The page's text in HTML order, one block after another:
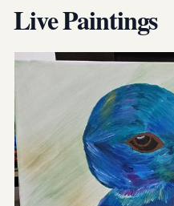
Live Paintings